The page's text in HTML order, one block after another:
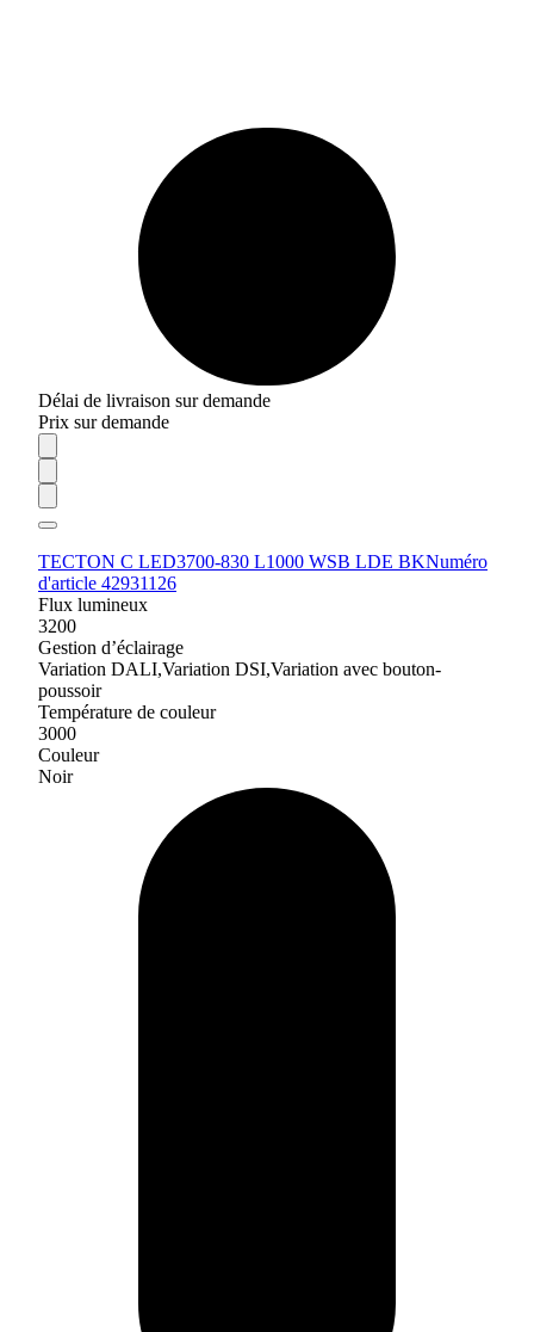
Délai de livraison sur demande
Prix sur demande
TECTON C LED3700-830 L1000 WSB LDE BKNuméro
d'article 42931126
Flux lumineux
3200
Gestion d’éclairage
Variation DALI,Variation DSI,Variation avec bouton-
poussoir
Température de couleur
3000
Couleur
Noir